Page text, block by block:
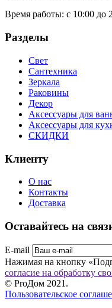
Время работы: с 10:00 до
Разделы
Свет
Сантехника
Зеркала
Раковины
Декор
Аксессуары для
Аксессуары для
СКИДКИ
Клиенту
О нас
Контакты
Доставка
Оставайтесь на
E-mail
Нажимая на кнопку
согласие на обработку
© ProДом 2021.
Пользовательское